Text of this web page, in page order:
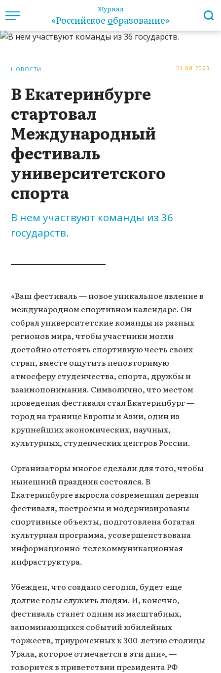
Журнал
«Российское образование»
НОВОСТИ 21.08.2023
В Екатеринбурге
стартовал
Международный
фестиваль
университетского
спорта
В нем участвуют команды из 36
государств.
«Ваш фестиваль — новое уникальное явление в
международном спортивном календаре. Он
собрал университетские команды из разных
регионов мира, чтобы участники могли
достойно отстоять спортивную честь своих
стран, вместе ощутить неповторимую
атмосферу студенчества, спорта, дружбы и
взаимопонимания. Символично, что местом
проведения фестиваля стал Екатеринбург —
город на границе Европы и Азии, один из
крупнейших экономических, научных,
культурных, студенческих центров России.
Организаторы многое сделали для того, чтобы
нынешний праздник состоялся. В
Екатеринбурге выросла современная деревня
фестиваля, построены и модернизированы
спортивные объекты, подготовлена богатая
культурная программа, усовершенствована
информационно-телекоммуникационная
инфраструктура.
Убежден, что создано сегодня, будет еще
долгие годы служить людям. И, конечно,
фестиваль станет одним из масштабных,
запоминающихся событий юбилейных
торжеств, приуроченных к 300-летию столицы
Урала, которое отмечается в эти дни», —
говорится в приветствии президента РФ